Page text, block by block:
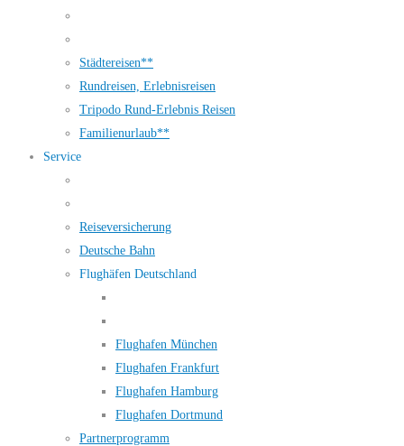
Städtereisen**
Rundreisen, Erlebnisreisen
Tripodo Rund-Erlebnis Reisen
Familienurlaub**
Service
Reiseversicherung
Deutsche Bahn
Flughäfen Deutschland
Flughafen München
Flughafen Frankfurt
Flughafen Hamburg
Flughafen Dortmund
Partnerprogramm